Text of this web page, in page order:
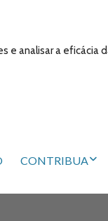
e analisar a eficácia
CONTRIBUA